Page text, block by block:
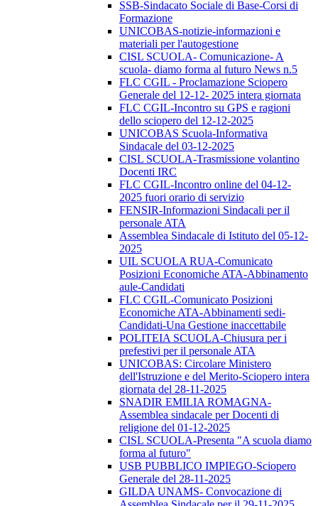
SSB-Sindacato Sociale di Base-Corsi di
Formazione
UNICOBAS-notizie-informazioni e
materiali per l'autogestione
CISL SCUOLA- Comunicazione- A
scuola- diamo forma al futuro News n.5
FLC CGIL - Proclamazione Sciopero
Generale del 12-12- 2025 intera giornata
FLC CGIL-Incontro su GPS e ragioni
dello sciopero del 12-12-2025
UNICOBAS Scuola-Informativa
Sindacale del 03-12-2025
CISL SCUOLA-Trasmissione volantino
Docenti IRC
FLC CGIL-Incontro online del 04-12-
2025 fuori orario di servizio
FENSIR-Informazioni Sindacali per il
personale ATA
Assemblea Sindacale di Istituto del 05-12-
2025
UIL SCUOLA RUA-Comunicato
Posizioni Economiche ATA-Abbinamento
aule-Candidati
FLC CGIL-Comunicato Posizioni
Economiche ATA-Abbinamenti sedi-
Candidati-Una Gestione inaccettabile
POLITEIA SCUOLA-Chiusura per i
prefestivi per il personale ATA
UNICOBAS: Circolare Ministero
dell'Istruzione e del Merito-Sciopero intera
giornata del 28-11-2025
SNADIR EMILIA ROMAGNA-
Assemblea sindacale per Docenti di
religione del 01-12-2025
CISL SCUOLA-Presenta "A scuola diamo
forma al futuro"
USB PUBBLICO IMPIEGO-Sciopero
Generale del 28-11-2025
GILDA UNAMS- Convocazione di